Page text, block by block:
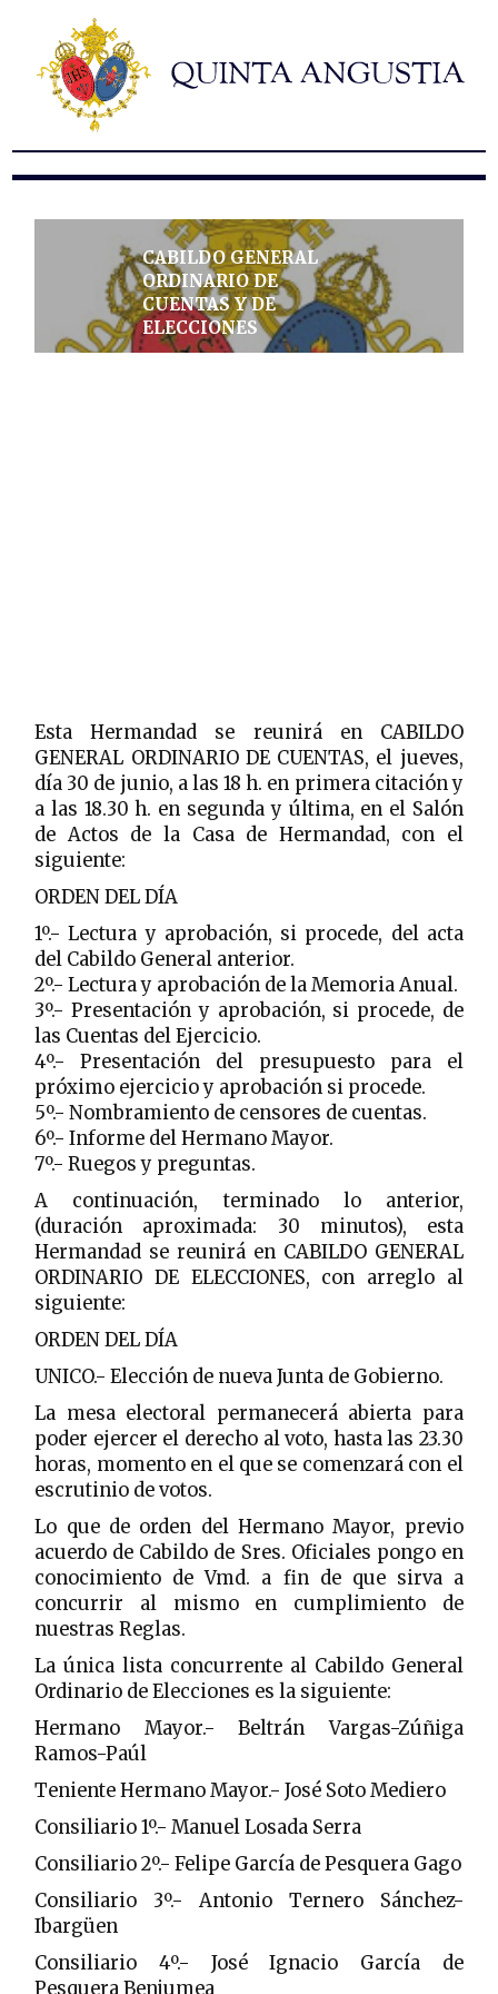
Hermandad
Titulares
Historia y patrimonio
Noticias
CABILDO GENERAL
ORDINARIO DE
CUENTAS Y DE
ELECCIONES
Esta Hermandad se reunirá en CABILDO
GENERAL ORDINARIO DE CUENTAS, el jueves,
día 30 de junio, a las 18 h. en primera citación y
a las 18.30 h. en segunda y última, en el Salón
de Actos de la Casa de Hermandad, con el
siguiente:
ORDEN DEL DÍA
1º.- Lectura y aprobación, si procede, del acta
del Cabildo General anterior.
2º.- Lectura y aprobación de la Memoria Anual.
3º.- Presentación y aprobación, si procede, de
las Cuentas del Ejercicio.
4º.- Presentación del presupuesto para el
próximo ejercicio y aprobación si procede.
5º.- Nombramiento de censores de cuentas.
6º.- Informe del Hermano Mayor.
7º.- Ruegos y preguntas.
A continuación, terminado lo anterior,
(duración aproximada: 30 minutos), esta
Hermandad se reunirá en CABILDO GENERAL
ORDINARIO DE ELECCIONES, con arreglo al
siguiente:
ORDEN DEL DÍA
UNICO.- Elección de nueva Junta de Gobierno.
La mesa electoral permanecerá abierta para
poder ejercer el derecho al voto, hasta las 23.30
horas, momento en el que se comenzará con el
escrutinio de votos.
Lo que de orden del Hermano Mayor, previo
acuerdo de Cabildo de Sres. Oficiales pongo en
conocimiento de Vmd. a fin de que sirva a
concurrir al mismo en cumplimiento de
nuestras Reglas.
La única lista concurrente al Cabildo General
Ordinario de Elecciones es la siguiente:
Hermano Mayor.- Beltrán Vargas-Zúñiga
Ramos-Paúl
Teniente Hermano Mayor.- José Soto Mediero
Consiliario 1º.- Manuel Losada Serra
Consiliario 2º.- Felipe García de Pesquera Gago
Consiliario 3º.- Antonio Ternero Sánchez-
Ibargüen
Consiliario 4º.- José Ignacio García de
Pesquera Benjumea